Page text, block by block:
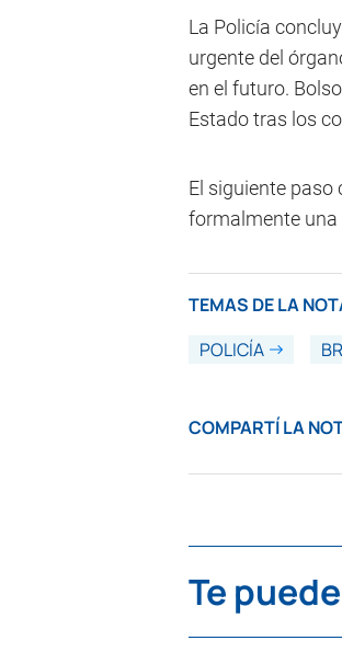
La Policía
urgente del
en el futuro.
Estado tras los
El siguiente paso
formalmente una
TEMAS DE LA
POLICÍA
COMPARTÍ LA
Te